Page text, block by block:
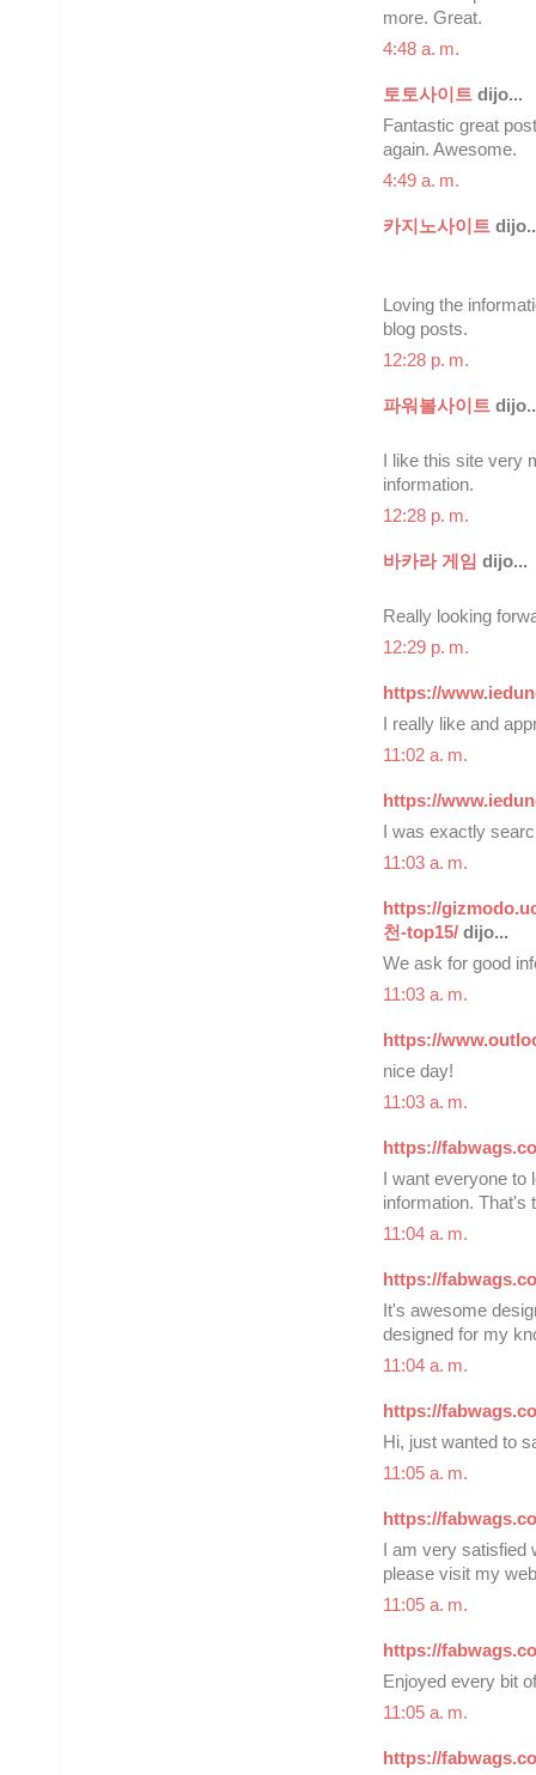
more. Great.
4:48 a. m.
토토사이트 dijo...
Fantastic great
again. Awesome.
4:49 a. m.
카지노사이트
Loving the
blog posts.
12:28 p. m.
파워볼사이트
I like this site very
information.
12:28 p. m.
바카라 게임 dijo...
Really looking
12:29 p. m.
https://
I really like and
11:02 a. m.
https://
I was exactly
11:03 a. m.
https://
천-top15/ dijo...
We ask for good
11:03 a. m.
https://
nice day!
11:03 a. m.
https://
I want everyone
information. That's
11:04 a. m.
https://
It's awesome
designed for my
11:04 a. m.
https://
Hi, just wanted to
11:05 a. m.
https://
I am very
please visit my
11:05 a. m.
https://
Enjoyed every bit
11:05 a. m.
https://